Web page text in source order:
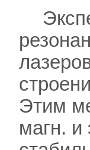
Этим
магн. и